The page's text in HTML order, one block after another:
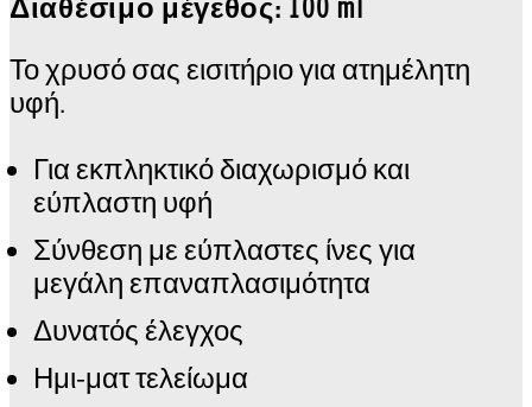
Το χρυσό σας εισιτήριο για ατημέλητη
υφή.
Για εκπληκτικό διαχωρισμό και
εύπλαστη υφή
Σύνθεση με εύπλαστες ίνες για
μεγάλη επαναπλασιμότητα
Δυνατός έλεγχος
Ημι-ματ τελείωμα